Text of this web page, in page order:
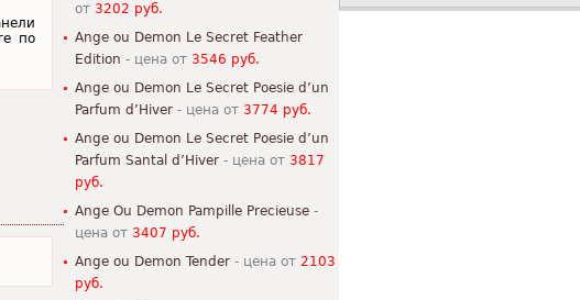
по
от 3202 руб.
Ange ou Demon Le Secret Feather
Edition - цена от 3546 руб.
Ange ou Demon Le Secret Poesie d’un
Parfum d’Hiver - цена от 3774 руб.
Ange ou Demon Le Secret Poesie d’un
Parfum Santal d’Hiver - цена от 3817
руб.
Ange Ou Demon Pampille Precieuse -
цена от 3407 руб.
Ange ou Demon Tender - цена от 2103
руб.